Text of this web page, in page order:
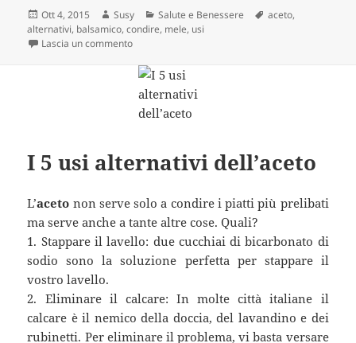
Scritto
il
Ott 4, 2015 Autore
Susy Categorie
Salute e Benessere Tag
aceto,
alternativi, balsamico,condire, mele, usi
Lascia un commentosu L’aceto non serve solo per condire: 5 usi
I 5 usi alternativi dell’aceto
L’aceto non serve solo a condire i piatti più prelibati
ma serve anche a tante altre cose. Quali?
1. Stappare il lavello: due cucchiai di bicarbonato di
sodio sono la soluzione perfetta per stappare il
vostro lavello.
2. Eliminare il calcare: In molte città italiane il
calcare è il nemico della doccia, del lavandino e dei
rubinetti. Per eliminare il problema, vi basta versare